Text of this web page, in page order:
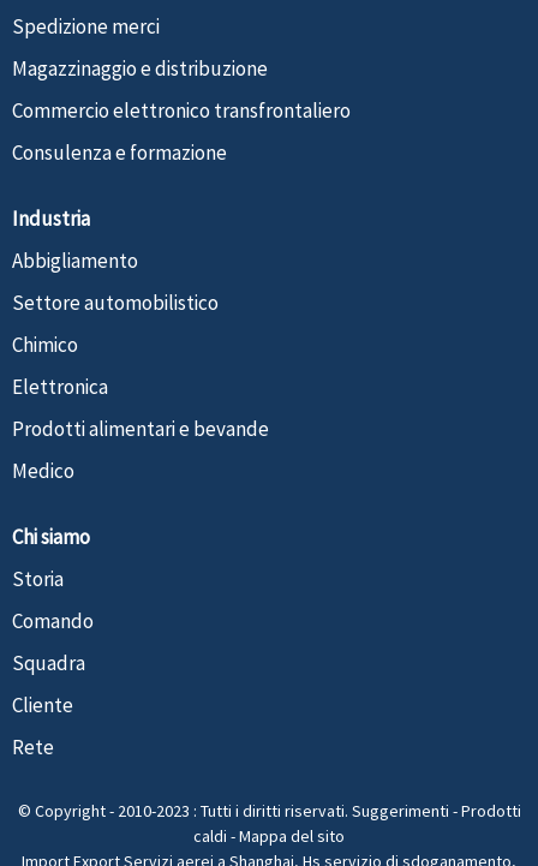
Spedizione merci
Magazzinaggio e distribuzione
Commercio elettronico transfrontaliero
Consulenza e formazione
Industria
Abbigliamento
Settore automobilistico
Chimico
Elettronica
Prodotti alimentari e bevande
Medico
Chi siamo
Storia
Comando
Squadra
Cliente
Rete
© Copyright - 2010-2023 : Tutti i diritti riservati. Suggerimenti -Prodotti
caldi -Mappa del sito
Import Export Servizi aerei a Shanghai, Hs servizio di sdoganamento,